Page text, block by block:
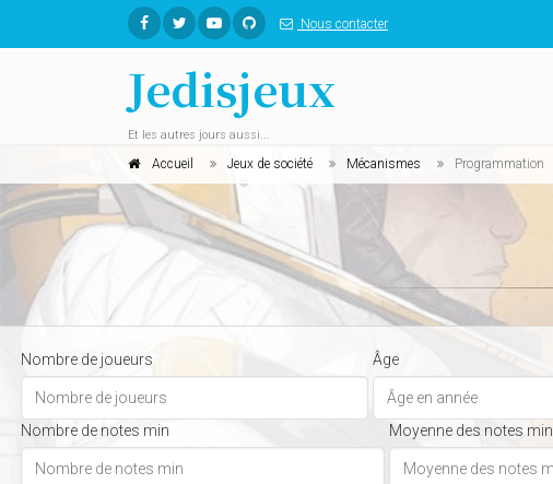
Nous contacter
Jedisjeux
Et les autres jours aussi...
Accueil Jeux de société Mécanismes Programmation
Nombre de joueurs Âge
Nombre de notes min Moyenne des notes min